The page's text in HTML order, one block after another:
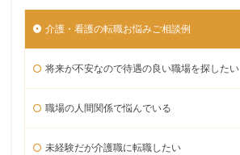
介護・看護の転職お悩みご相談例
将来が不安なので待遇の良い職場を探したい
職場の人間関係で悩んでいる
未経験だが介護職に転職したい